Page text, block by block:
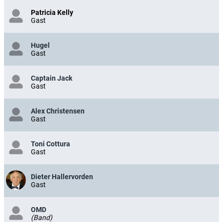
Patricia Kelly
Gast
Hugel
Gast
Captain Jack
Gast
Alex Christensen
Gast
Toni Cottura
Gast
Dieter Hallervorden
Gast
OMD
(Band)